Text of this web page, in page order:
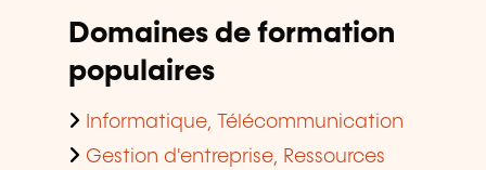
Domaines de formation
populaires
Informatique, Télécommunication
Gestion d'entreprise, Ressources